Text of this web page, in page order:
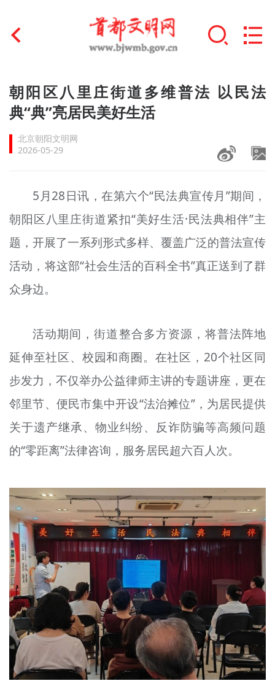
首页
文明创建
文明实践
未成年人思想道德建设
榜样人物
+
身边好人
文明评论
宣传思想文化人才
专题
资料库
+
朝阳区八里庄街道多维普法 以民法
典“典”亮居民美好生活
北京朝阳文明网
2026-05-29
5月28日讯，在第六个“民法典宣传月”期间，
朝阳区八里庄街道紧扣“美好生活·民法典相伴”主
题，开展了一系列形式多样、覆盖广泛的普法宣传
活动，将这部“社会生活的百科全书”真正送到了群
众身边。
活动期间，街道整合多方资源，将普法阵地
延伸至社区、校园和商圈。在社区，20个社区同
步发力，不仅举办公益律师主讲的专题讲座，更在
邻里节、便民市集中开设“法治摊位”，为居民提供
关于遗产继承、物业纠纷、反诈防骗等高频问题
的“零距离”法律咨询，服务居民超六百人次。